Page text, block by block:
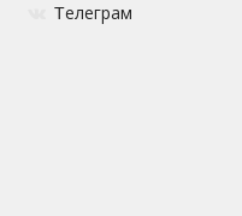
Телеграм